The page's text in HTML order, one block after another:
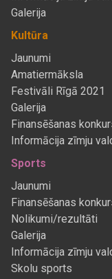
Galerija
Kultūra
Jaunumi
Amatiermāksla
Festivāli Rīgā 2021
Galerija
Finansēšanas
Informācija zīmju
Sports
Jaunumi
Finansēšanas
Nolikumi/rezultāti
Galerija
Informācija zīmju
Skolu sports